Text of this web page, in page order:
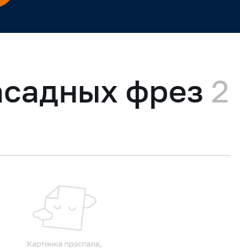
фрез 2